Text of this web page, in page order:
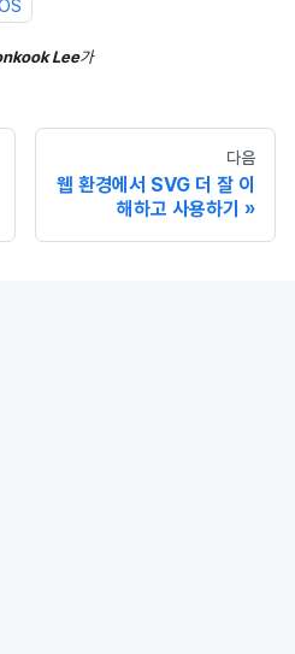
Lee가
다음
웹 환경에서 SVG 더 잘 이
해하고 사용하기